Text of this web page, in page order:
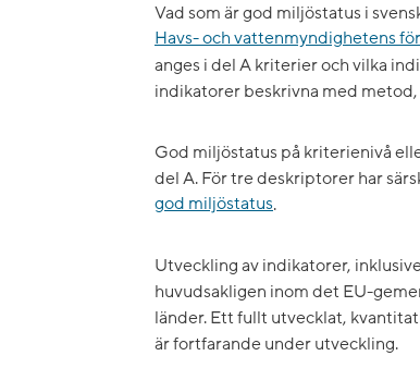
Vad som är god miljöstatus i
Havs- och vattenmyndighetens
anges i del A kriterier och vilka
indikatorer beskrivna med
God miljöstatus på kriterienivå
del A. För tre deskriptorer har
god miljöstatus.
Utveckling av indikatorer,
huvudsakligen inom det EU-
länder. Ett fullt utvecklat,
är fortfarande under utveckling.